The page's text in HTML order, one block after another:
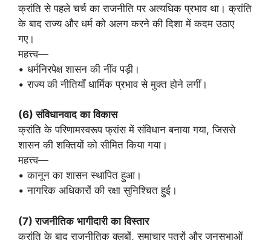
क्रांति से पहले चर्च का राजनीति पर अत्यधिक प्रभाव था। क्रांति
के बाद राज्य और धर्म को अलग करने की दिशा में कदम उठाए
गए।
महत्त्व—
• धर्मनिरपेक्ष शासन की नींव पड़ी।
• राज्य की नीतियाँ धार्मिक प्रभाव से मुक्त होने लगीं।
(6)संविधानवाद का विकास
क्रांति के परिणामस्वरूप फ्रांस में संविधान बनाया गया, जिससे
शासन की शक्तियों को सीमित किया गया।
महत्त्व—
• कानून का शासन स्थापित हुआ।
• नागरिक अधिकारों की रक्षा सुनिश्चित हुई।
(7)राजनीतिक भागीदारी का विस्तार
क्रांति के बाद राजनीतिक क्लबों, समाचार पत्रों और जनसभाओं